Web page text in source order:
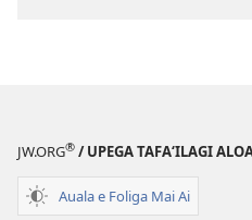
JW.ORG® / UPEGA TAFA‘ILAGI
Auala e Foliga Mai Ai